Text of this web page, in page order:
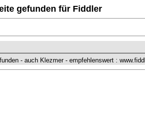
gefunden für Fiddler
- auch Klezmer - empfehlenswert :